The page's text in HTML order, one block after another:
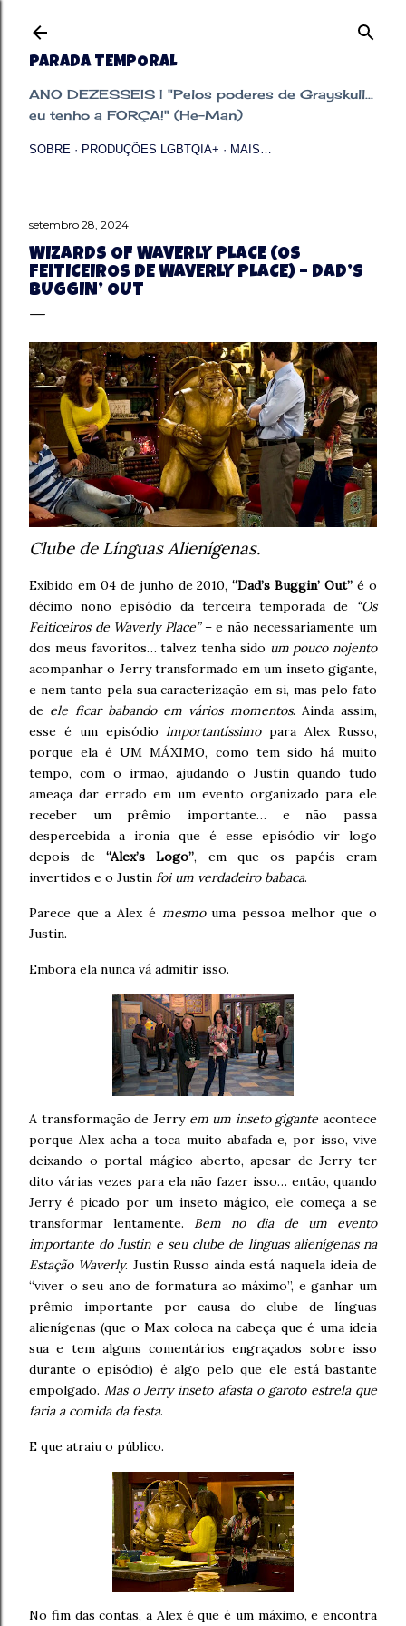
PARADA TEMPORAL
ANO DEZESSEIS | "Pelos poderes de Grayskull...
eu tenho a FORÇA!" (He-Man)
SOBRE PRODUÇÕES LGBTQIA+ MAIS…
setembro 28, 2024
WIZARDS OF WAVERLY PLACE (OS
FEITICEIROS DE WAVERLY PLACE) – DAD’S
BUGGIN’ OUT
Clube de Línguas Alienígenas.
Exibido em 04 de junho de 2010,“Dad’s Buggin’ Out” é o
décimo nono episódio da terceira temporada de
“Os
Feiticeiros de Waverly Place”– e não necessariamente um
dos meus favoritos… talvez tenha sido um pouco nojento
acompanhar o Jerry transformado em um inseto gigante,
e nem tanto pela sua caracterização em si, mas pelo fato
de ele ficar babando em vários momentos. Ainda assim,
esse é um episódioimportantíssimopara Alex Russo,
porque ela é UM MÁXIMO, como tem sido há muito
tempo, com o irmão, ajudando o Justin quando tudo
ameaça dar errado em um evento organizado para ele
receber um prêmio importante… e não passa
despercebida a ironia que é esse episódio vir logo
depois de“Alex’s Logo”, em que os papéis eram
invertidos e o Justin foi um verdadeiro babaca.
Parece que a Alex é mesmouma pessoa melhor que o
Justin.
Embora ela nunca vá admitir isso.
A transformação de Jerry em um inseto gigante acontece
porque Alex acha a toca muito abafada e, por isso, vive
deixando o portal mágico aberto, apesar de Jerry ter
dito várias vezes para ela não fazer isso… então, quando
Jerry é picado por um inseto mágico, ele começa a se
transformar lentamente. Bem no dia de um evento
importante do Justin e seu clube de línguas alienígenas na
Estação Waverly. Justin Russo ainda está naquela ideia de
“viver o seu ano de formatura ao máximo”, e ganhar um
prêmio importante por causa do clube de línguas
alienígenas (que o Max coloca na cabeça que é uma ideia
sua e tem alguns comentários engraçados sobre isso
durante o episódio) é algo pelo que ele está bastante
empolgado.Mas o Jerry inseto afasta o garoto estrela que
faria a comida da festa.
E que atraiu o público.
No fim das contas, a Alex é que é um máximo, e encontra